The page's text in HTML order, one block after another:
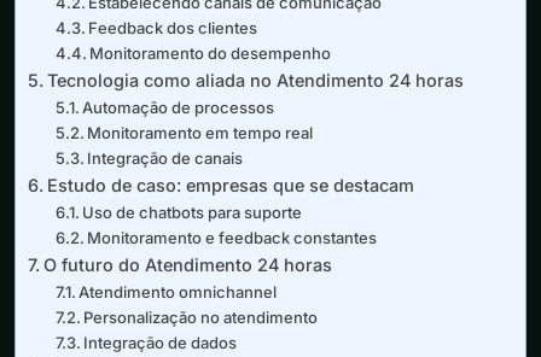
Feedback dos clientes
Monitoramento do desempenho
Tecnologia como aliada no Atendimento 24 horas
Automação de processos
Monitoramento em tempo real
Integração de canais
Estudo de caso: empresas que se destacam
Uso de chatbots para suporte
Monitoramento e feedback constantes
O futuro do Atendimento 24 horas
Atendimento omnichannel
Personalização no atendimento
Integração de dados